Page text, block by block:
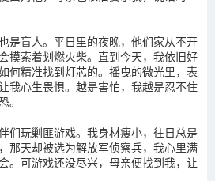
是盲人。平日里的夜晚，他们家从不开
摸索着划燃火柴。直到今天，我依旧好
何精准找到灯芯的。摇曳的微光里，表
我心生畏惧。越是害怕，我越是忍不住
。
们玩剿匪游戏。我身材瘦小，往日总是
那天却被选为解放军侦察兵，我心里满
。可游戏还没尽兴，母亲便找到我，让